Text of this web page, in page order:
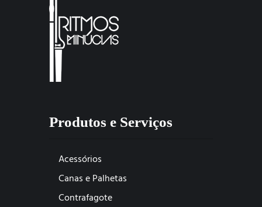
Produtos e Serviços
Acessórios
Canas e Palhetas
Contrafagote